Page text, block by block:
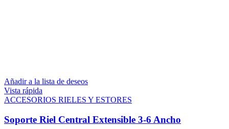
Añadir a la lista de deseos
Vista rápida
ACCESORIOS RIELES Y ESTORES
Soporte Riel Central Extensible 3-6 Ancho